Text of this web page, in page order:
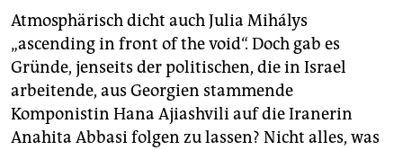
Atmosphärisch dicht auch Julia Mihálys
„ascending in front of the void“. Doch gab es
Gründe, jenseits der politischen, die in Israel
arbeitende, aus Georgien stammende
Komponistin Hana Ajiashvili auf die Iranerin
Anahita Abbasi folgen zu lassen? Nicht alles, was